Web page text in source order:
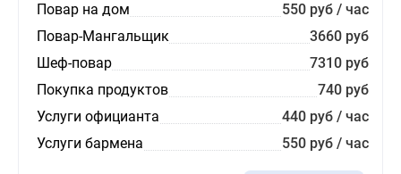
Повар на дом
550 руб / час
Повар-Мангальщик
3660 руб
Шеф-повар
7310 руб
Покупка продуктов
740 руб
Услуги официанта
440 руб / час
Услуги бармена
550 руб / час